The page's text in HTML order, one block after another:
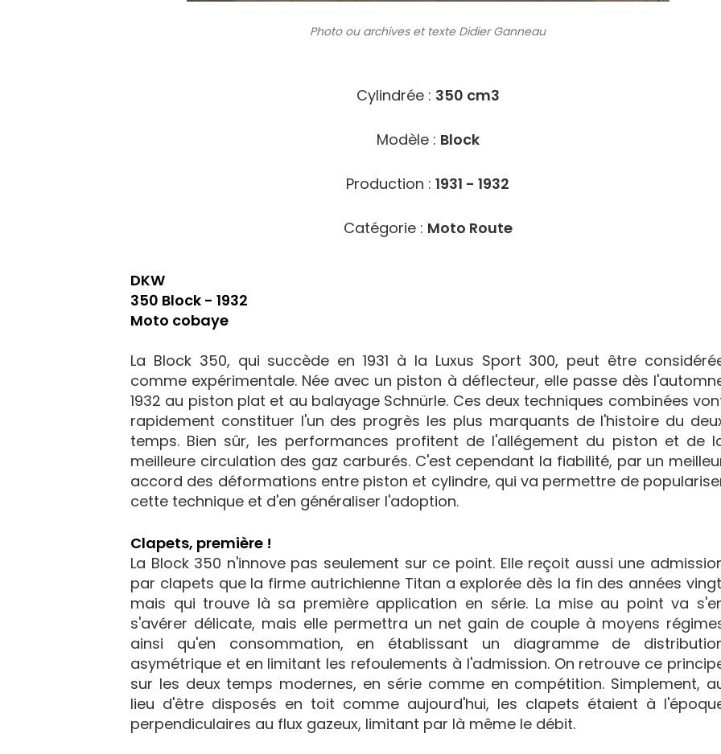
Photo ou archiveset texte Didier Ganneau
Cylindrée : 350 cm3
Modèle : Block
Production : 1931 - 1932
Catégorie : Moto Route
DKW
350 Block - 1932
Moto cobaye
La Block 350, qui succède en 1931 à la Luxus Sport 300, peut être
comme expérimentale. Née avec un piston à déflecteur, elle passe dès
1932 au piston plat et au balayage Schnürle. Ces deux techniques combinées
rapidement constituer l'un des progrès les plus marquants de l'histoire du
temps. Bien sûr, les performances profitent de l'allégement du piston et de
meilleure circulation des gaz carburés. C'est cependant la fiabilité, par un
accord des déformations entre piston et cylindre, qui va permettre de
cette technique et d'en généraliser l'adoption.
Clapets, première !
La Block 350 n'innove pas seulement sur ce point. Elle reçoit aussi une
par clapets que la firme autrichienne Titan a explorée dès la fin des années
mais qui trouve là sa première application en série. La mise au point va
s'avérer délicate, mais elle permettra un net gain de couple à moyens
ainsi qu'en consommation, en établissant un diagramme de
asymétrique et en limitant les refoulements à l'admission. On retrouve ce
sur les deux temps modernes, en série comme en compétition. Simplement,
lieu d'être disposés en toit comme aujourd'hui, les clapets étaient à
perpendiculaires au flux gazeux, limitant par là même le débit.